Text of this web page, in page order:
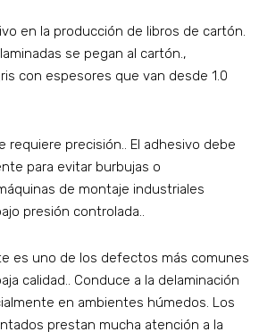
en la producción de libros de cartón.
se pegan al cartón.,
con espesores que van desde 1.0
requiere precisión.. El adhesivo debe
para evitar burbujas o
de montaje industriales
presión controlada..
es uno de los defectos más comunes
calidad.. Conduce a la delaminación
en ambientes húmedos. Los
prestan mucha atención a la